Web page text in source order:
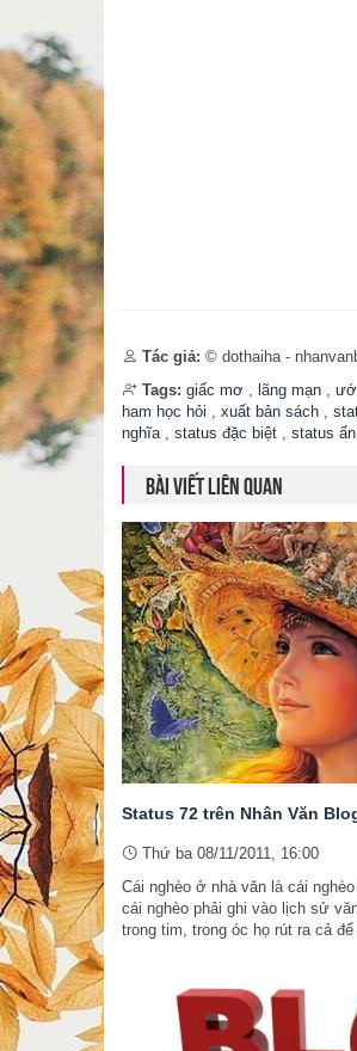
Tác giả: © dothaiha -
Tags: giấc mơ , lãng mạn ,
ham học hỏi , xuất bản sách ,
nghĩa, status đặc biệt , status
BÀI VIẾT LIÊN QUAN
Status 72 trên Nhân Văn
Thứ ba 08/11/2011, 16:00
Cái nghèo ở nhà văn là cái
cái nghèo phải ghi vào lịch sử
trong tim, trong óc họ rút ra cả